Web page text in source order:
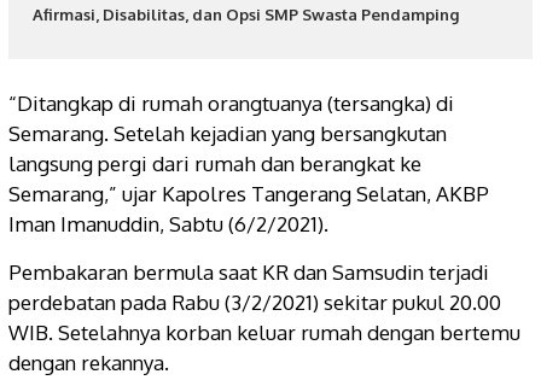
Afirmasi, Disabilitas, dan Opsi SMP Swasta Pendamping
“Ditangkap di rumah orangtuanya (tersangka) di
Semarang. Setelah kejadian yang bersangkutan
langsung pergi dari rumah dan berangkat ke
Semarang,” ujar Kapolres Tangerang Selatan, AKBP
Iman Imanuddin, Sabtu (6/2/2021).
Pembakaran bermula saat KR dan Samsudin terjadi
perdebatan pada Rabu (3/2/2021) sekitar pukul 20.00
WIB. Setelahnya korban keluar rumah dengan bertemu
dengan rekannya.